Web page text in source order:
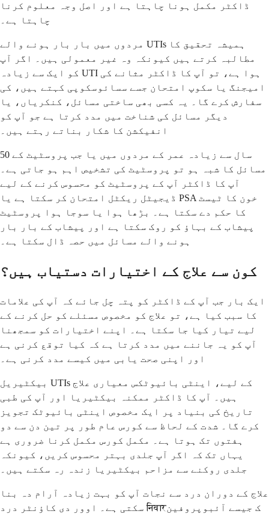
ڈاکٹر مکمل ہونا چاہتا ہے اور اصل وجہ معلوم کرنا
چاہتا ہے۔
مردوں میں بار بار ہونے والے UTIs ہمیشہ تحقیق کا
مطالبہ کرتے ہیں کیونکہ وہ غیر معمولی ہیں۔ اگر آپ
کو ایک سے زیادہ UTI ہوا ہے، تو آپ کا ڈاکٹر مثانے کی
امیجنگ یا سکوپ امتحان جسے سسائوسکوپی کہتے ہیں، کی
سفارش کرے گا۔ یہ کسی بھی ساختی مسائل، کنکریاں، یا
دیگر مسائل کی شناخت میں مدد کرتا ہے جو آپ کو
انفیکشن کا شکار بناتے رہتے ہیں۔
50 سال سے زیادہ عمر کے مردوں میں یا جب پروسٹیٹ کے
مسائل کا شبہ ہو تو پروسٹیٹ کی تشخیص اہم ہو جاتی ہے۔
آپ کا ڈاکٹر آپ کے پروسٹیٹ کو محسوس کرنے کے لیے
ڈیجیٹل ریکٹل امتحان کر سکتا ہے یا PSA خون کا ٹیسٹ
کا حکم دے سکتا ہے۔ بڑھا ہوا یا سوجا ہوا پروسٹیٹ
پیشاب کے بہاؤ کو روک سکتا ہے اور پیشاب کے بار بار
ہونے والے مسائل میں حصہ ڈال سکتا ہے۔
کون سے علاج کے اختیارات دستیاب ہیں؟
ایک بار جب آپ کے ڈاکٹر کو پتہ چل جائے کہ آپ کی علامات
کا سبب کیا ہے، تو علاج کو مخصوص مسئلے کو حل کرنے کے
لیے تیار کیا جا سکتا ہے۔ اپنے اختیارات کو سمجھنا
آپ کو یہ جاننے میں مدد کرتا ہے کہ کیا توقع کرنی ہے
اور اپنی صحت یابی میں کیسے مدد کرنی ہے۔
بیکٹیریل UTIs کے لیے، اینٹی بائیوٹکس معیاری علاج
ہیں۔ آپ کا ڈاکٹر ممکنہ بیکٹیریا اور آپ کی طبی
تاریخ کی بنیاد پر ایک مخصوص اینٹی بائیوٹک تجویز
کرے گا۔ شدت کے لحاظ سے کورس عام طور پر تین دن سے دو
ہفتوں تک ہوتا ہے۔ مکمل کورس مکمل کرنا ضروری ہے
یہاں تک کہ اگر آپ جلدی بہتر محسوس کریں، کیونکہ
جلدی روکنے سے مزاحم بیکٹیریا زندہ رہ سکتے ہیں۔
علاج کے دوران درد سے نجات آپ کو بہت زیادہ آرام دہ بنا
سکتی ہے۔ اوور دی کاؤنٹر درد निवारک جیسے آئبوپروفین